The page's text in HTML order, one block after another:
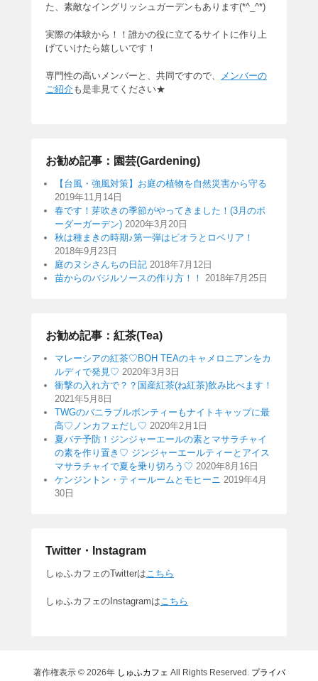
た、素敵なイングリッシュガーデンもあります(*^_^*)
実際の体験から！！誰かの役に立てるサイトに作り上
げていけたら嬉しいです！
専門性の高いメンバーと、共同ですので、
メンバーの
ご紹介も是非見てください★
お勧め記事：園芸(Gardening)
【台風・強風対策】お庭の植物を自然災害から守る
2019年11月14日
春です！芽吹きの季節がやってきました！(3月のボ
ーダーガーデン) 2020年3月20日
秋は種まきの時期♪第一弾はビオラとロベリア！
2018年9月23日
庭のヌシさんちの日記 2018年7月12日
苗からのバジルソースの作り方！！ 2018年7月25日
お勧め記事：紅茶(Tea)
マレーシアの紅茶♡BOH TEAのキャメロニアンをカ
ルディで発見♡ 2020年3月3日
衝撃の入れ方で？？国産紅茶(ね紅茶)飲み比べます！
2021年5月8日
TWGのバニラブルボンティーもナイトキャップに最
高♡ノンカフェだし♡ 2020年2月1日
夏バテ予防！ジンジャーエールの素とマサラチャイ
の素を作り置き♡ ジンジャーエールティーとアイス
マサラチャイで夏を乗り切ろう♡ 2020年8月16日
ケンジントン・ティールームとモヒーニ 2019年4月
30日
Twitter・Instagram
しゅふカフェのTwitterはこちら
しゅふカフェのInstagramはこちら
著作権表示 © 2026年 しゅふカフェ All Rights Reserved. プライバ